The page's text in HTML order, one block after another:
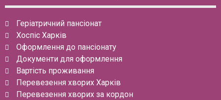
Геріатричний пансіонат
Хоспіс Харків
Оформлення до пансіонату
Документи для оформлення
Вартість проживання
Перевезення хворих Харків
Перевезення хворих за кордон